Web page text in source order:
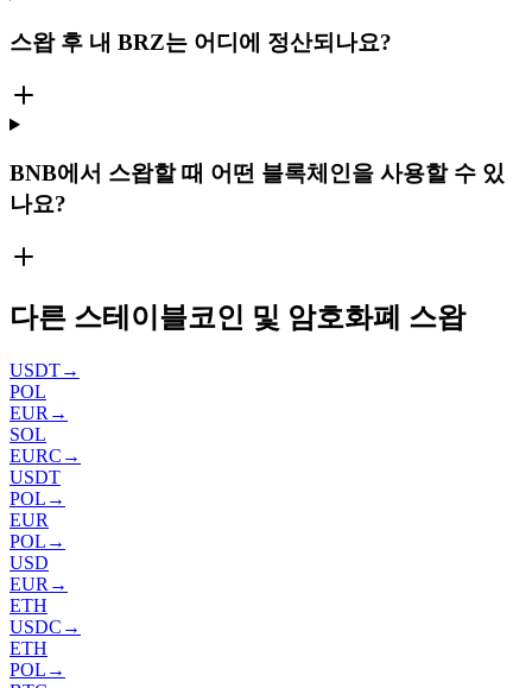
스왑 후 내 BRZ는 어디에 정산되나요?
BNB에서 스왑할 때 어떤 블록체인을 사용할 수 있
나요?
다른 스테이블코인 및 암호화폐 스왑
USDT→
POL
EUR →
SOL
EURC →
USDT
POL →
EUR
POL →
USD
EUR →
ETH
USDC →
ETH
POL →